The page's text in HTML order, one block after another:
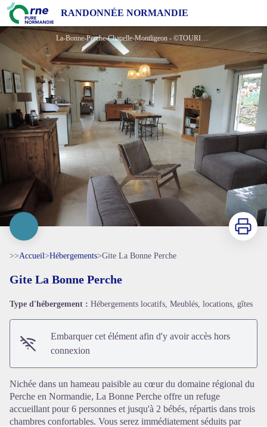
RANDONNÉE NORMANDIE
Gite La Bonne Perche
La-Bonne-Perche-Chapelle-Montligeon - ©TOURISME 61
Voir l'image en plein écran
Imprimer
>>Accueil>Hébergements>Gite La Bonne Perche
Gite La Bonne Perche
Type d'hébergement : Hébergements locatifs, Meublés, locations, gîtes
Embarquer cet élément afin d'y avoir accès hors
connexion
Nichée dans un hameau paisible au cœur du domaine régional du
Perche en Normandie, La Bonne Perche offre un refuge
accueillant pour 6 personnes et jusqu'à 2 bébés, répartis dans trois
chambres confortables. Vous serez immédiatement séduits par